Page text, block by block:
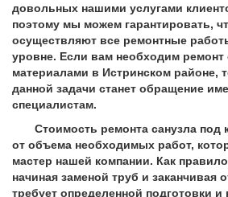
довольных нашими услугами
поэтому мы можем гарантировать,
осуществляют все ремонтные
уровне. Если вам необходим ремонт
материалами в Истринском районе,
данной задачи станет обращение
специалистам.
Стоимость ремонта санузла под
от объема необходимых работ,
мастер нашей компании. Как
начиная заменой труб и заканчивая
требует определенной подготовки и